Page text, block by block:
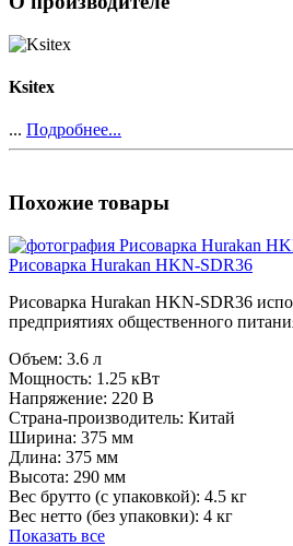
Ksitex
... Подробнее...
Похожие товары
Рисоварка Hurakan HKN-SDR36
Рисоварка Hurakan HKN-SDR36
предприятиях общественного
Объем: 3.6 л
Мощность: 1.25 кВт
Напряжение: 220 В
Страна-производитель: Китай
Ширина: 375 мм
Длина: 375 мм
Высота: 290 мм
Вес брутто (с упаковкой): 4.5 кг
Вес нетто (без упаковки): 4 кг
Показать все